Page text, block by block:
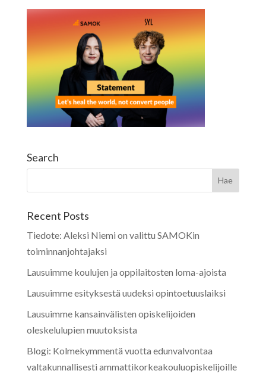
Search
Recent Posts
Tiedote: Aleksi Niemi on valittu SAMOKin
toiminnanjohtajaksi
Lausuimme koulujen ja oppilaitosten loma-ajoista
Lausuimme esityksestä uudeksi opintoetuuslaiksi
Lausuimme kansainvälisten opiskelijoiden
oleskelulupien muutoksista
Blogi: Kolmekymmentä vuotta edunvalvontaa
valtakunnallisesti ammattikorkeakouluopiskelijoille